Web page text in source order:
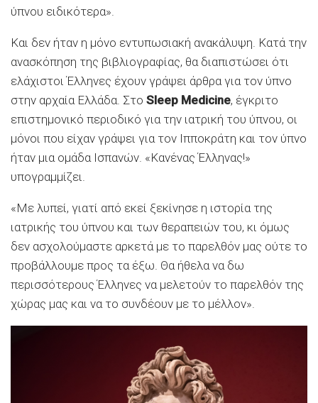
ύπνου ειδικότερα».
Και δεν ήταν η μόνο εντυπωσιακή ανακάλυψη. Κατά την
ανασκόπηση της βιβλιογραφίας, θα διαπιστώσει ότι
ελάχιστοι Έλληνες έχουν γράψει άρθρα για τον ύπνο
στην αρχαία Ελλάδα. Στο Sleep Medicine, έγκριτο
επιστημονικό περιοδικό για την ιατρική του ύπνου, οι
μόνοι που είχαν γράψει για τον Ιπποκράτη και τον ύπνο
ήταν μια ομάδα Ισπανών. «Κανένας Έλληνας!»
υπογραμμίζει.
«Με λυπεί, γιατί από εκεί ξεκίνησε η ιστορία της
ιατρικής του ύπνου και των θεραπειών του, κι όμως
δεν ασχολούμαστε αρκετά με το παρελθόν μας ούτε το
προβάλλουμε προς τα έξω. Θα ήθελα να δω
περισσότερους Έλληνες να μελετούν το παρελθόν της
χώρας μας και να το συνδέουν με το μέλλον».